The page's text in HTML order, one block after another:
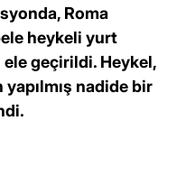
Roma
heykeli yurt
ele geçirildi. Heykel,
nadide bir